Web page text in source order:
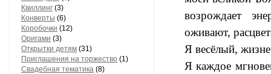
Квиллинг (3)
Конверты (6)
Коробочки (12)
Оригами (3)
Открытки детям (31)
Приглашения на торжество (1)
Свадебная тематика (8)
возрождает
оживают,
Я весёлый,
Я каждое